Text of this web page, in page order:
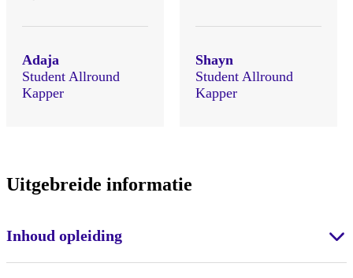
Adaja
Student Allround
Kapper
Shayn
Student Allround
Kapper
Uitgebreide informatie
Inhoud opleiding